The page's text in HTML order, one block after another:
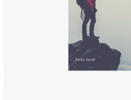
dados de emprego e preços ao